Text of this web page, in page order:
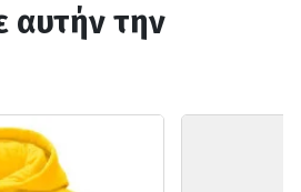
αυτήν την